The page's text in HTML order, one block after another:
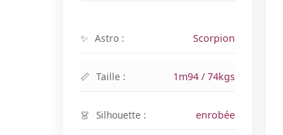
Astro : Scorpion
Taille : 1m94 / 74kgs
Silhouette : enrobée